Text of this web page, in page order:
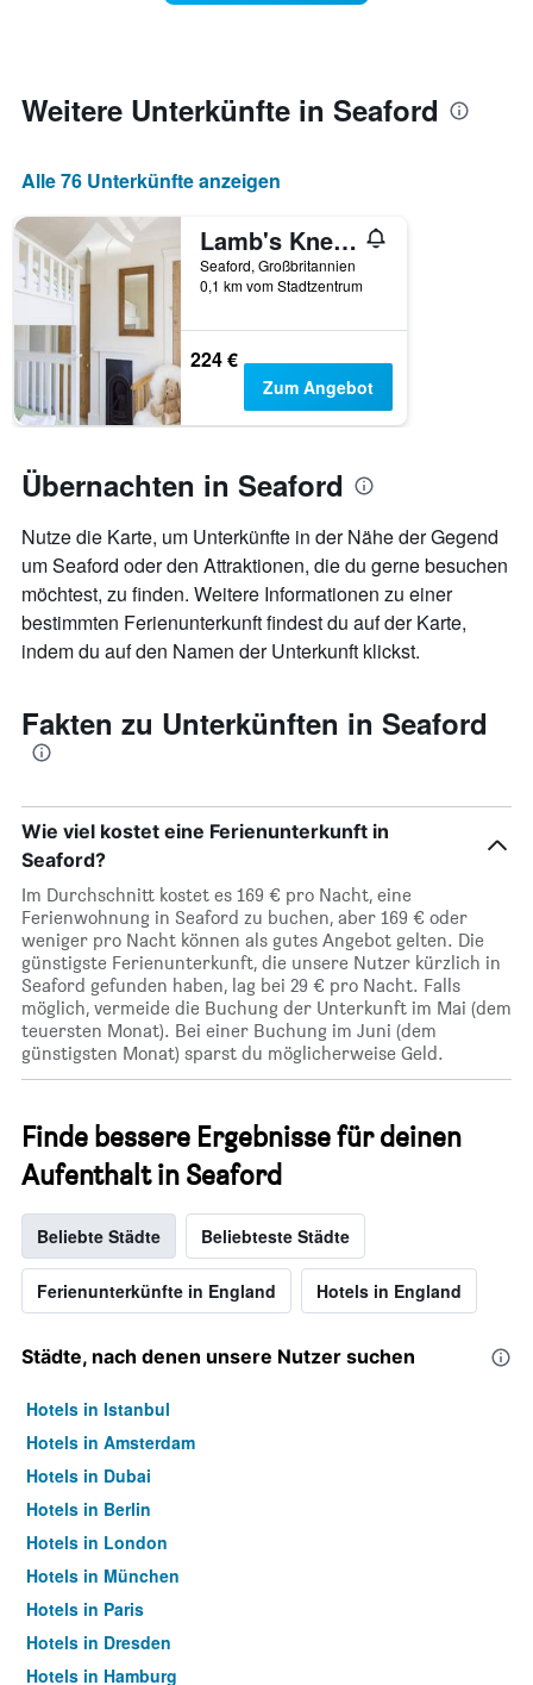
jeweiligen
Wochentag.
hat
Achse,
die
die
Wochentage
anzeigt.
Das
Diagramm
hat
Achse,
die
den
durchschnittlichen
Zimmerpreis
anzeigt.
Weitere Unterkünfte in Seaford
Alle 76 Unterkünfte anzeigen
Lamb's Knees
Seaford, Großbritannien
0,1 km vom Stadtzentrum
224 €
Zum Angebot
Übernachten in Seaford
Nutze die Karte, um Unterkünfte in der Nähe der Gegend
um Seaford oder den Attraktionen, die du gerne besuchen
möchtest, zu finden. Weitere Informationen zu einer
bestimmten Ferienunterkunft findest du auf der Karte,
indem du auf den Namen der Unterkunft klickst.
Fakten zu Unterkünften in Seaford
Wie viel kostet eine Ferienunterkunft in
Seaford?
Im Durchschnitt kostet es 169 € pro Nacht, eine
Ferienwohnung in Seaford zu buchen, aber 169 € oder
weniger pro Nacht können als gutes Angebot gelten. Die
günstigste Ferienunterkunft, die unsere Nutzer kürzlich in
Seaford gefunden haben, lag bei 29 € pro Nacht. Falls
möglich, vermeide die Buchung der Unterkunft im Mai (dem
teuersten Monat). Bei einer Buchung im Juni (dem
günstigsten Monat) sparst du möglicherweise Geld.
Finde bessere Ergebnisse für deinen
Aufenthalt in Seaford
Beliebte Städte Beliebteste Städte
Ferienunterkünfte in England Hotels in England
Städte, nach denen unsere Nutzer suchen
Hotels in Istanbul
Hotels in Amsterdam
Hotels in Dubai
Hotels in Berlin
Hotels in London
Hotels in München
Hotels in Paris
Hotels in Dresden
Hotels in Hamburg